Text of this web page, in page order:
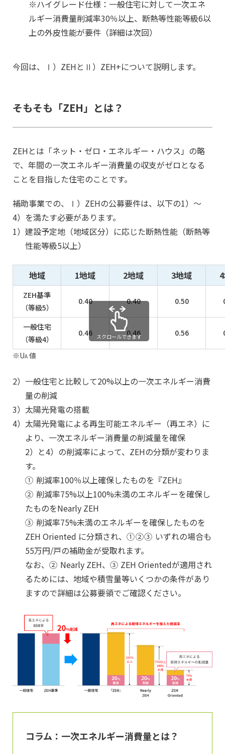
※ハイグレード仕様：一般住宅に対して一次エネ
ルギー消費量削減率30％以上、断熱等性能等級6以
上の外皮性能が要件（詳細は次回）
今回は、Ⅰ）ZEHとⅡ）ZEH+について説明します。
そもそも「ZEH」とは？
ZEHとは「ネット・ゼロ・エネルギー・ハウス」の略
で、年間の一次エネルギー消費量の収支がゼロとなる
ことを目指した住宅のことです。
補助事業での、Ⅰ）ZEHの公募要件は、以下の1）～
4）を満たす必要があります。
1） 建設予定地（地域区分）に応じた断熱性能（断熱等
性能等級5以上）
地域 1地域 2地域 3地域
ZEH基準
（等級5）
0.40 0.40 0.50
一般住宅
（等級4）
0.46 0.46 0.56
※UA 値
スクロールできます
2） 一般住宅と比較して20%以上の一次エネルギー消費
量の削減
3） 太陽光発電の搭載
4） 太陽光発電による再生可能エネルギー（再エネ）に
より、一次エネルギー消費量の削減量を確保
2）と4）の削減率によって、ZEHの分類が変わりま
す。
① 削減率100％以上確保したものを『ZEH』
② 削減率75%以上100%未満のエネルギーを確保し
たものをNearly ZEH
③ 削減率75%未満のエネルギーを確保したものを
ZEH Oriented に分類され、 ①②③ いずれの場合も
55万円/戸の補助金が受取れます。
なお、 ② Nearly ZEH、 ③ ZEH Orientedが適用され
るためには、 地域や積雪量等いくつかの条件があり
ますので詳細は公募要領でご確認ください。
コラム：一次エネルギー消費量とは？